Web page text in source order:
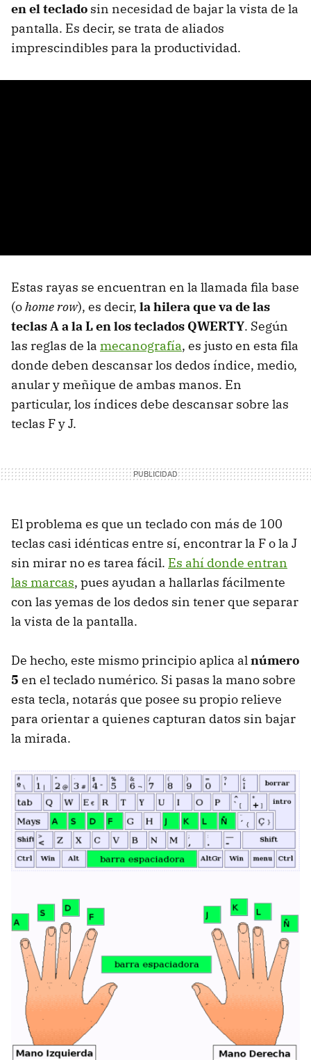
en el teclado sin necesidad de bajar la vista de la
pantalla. Es decir, se trata de aliados
imprescindibles para la productividad.
Estas rayas se encuentran en la llamada fila base
(ohome row), es decir, la hilera que va de las
teclas A a la L en los teclados QWERTY. Según
las reglas de la mecanografía, es justo en esta fila
donde deben descansar los dedos índice, medio,
anular y meñique de ambas manos. En
particular, los índices debe descansar sobre las
teclas F y J.
El problema es que un teclado con más de 100
teclas casi idénticas entre sí, encontrar la F o la J
sin mirar no es tarea fácil. Es ahí donde entran
las marcas, pues ayudan a hallarlas fácilmente
con las yemas de los dedos sin tener que separar
la vista de la pantalla.
De hecho, este mismo principio aplica alnúmero
5 en el teclado numérico. Si pasas la mano sobre
esta tecla, notarás que posee su propio relieve
para orientar a quienes capturan datos sin bajar
la mirada.